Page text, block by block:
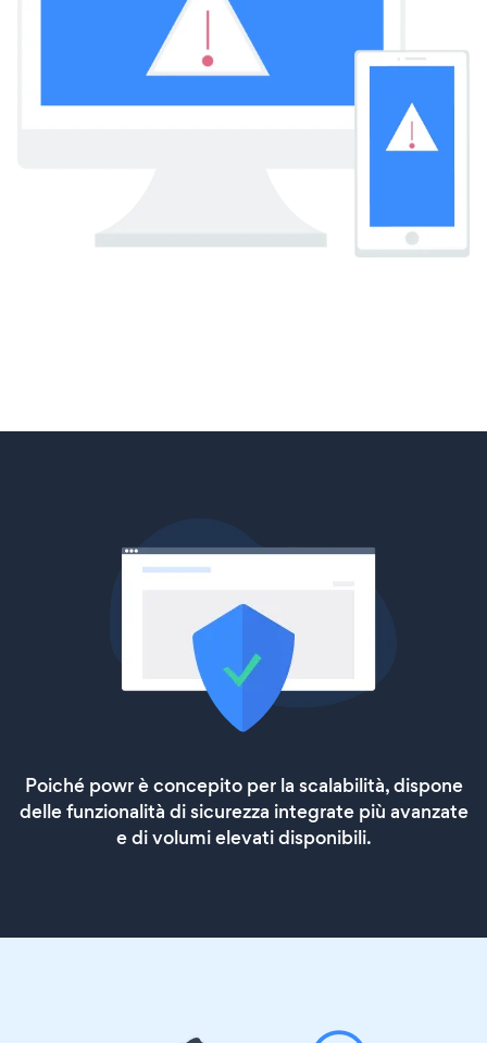
Poiché powr è concepito per la scalabilità, dispone
delle funzionalità di sicurezza integrate più avanzate
e di volumi elevati disponibili.